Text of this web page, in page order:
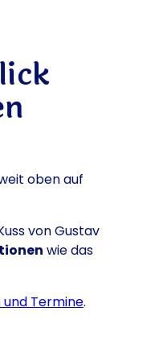
oben auf
von Gustav
wie das
Termine(Öffnet in
.